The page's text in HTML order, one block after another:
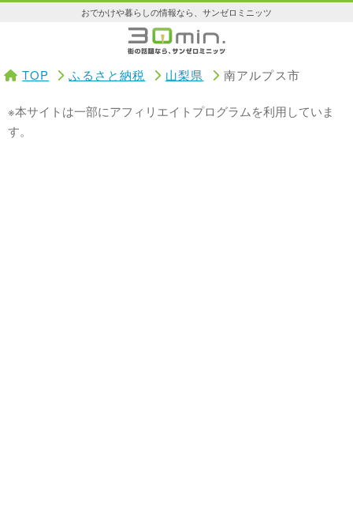
おでかけや暮らしの情報なら、サンゼロミニッツ
TOP ふるさと納税 山梨県 南アルプス市
※本サイトは一部にアフィリエイトプログラムを利用していま
す。